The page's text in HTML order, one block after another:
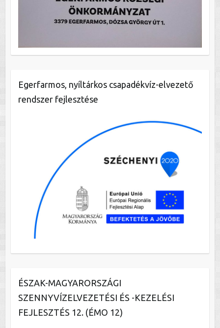
Egerfarmos, nyíltárkos csapadékvíz-elvezető
rendszer fejlesztése
ÉSZAK-MAGYARORSZÁGI
SZENNYVÍZELVEZETÉSI ÉS -KEZELÉSI
FEJLESZTÉS 12. (ÉMO 12)